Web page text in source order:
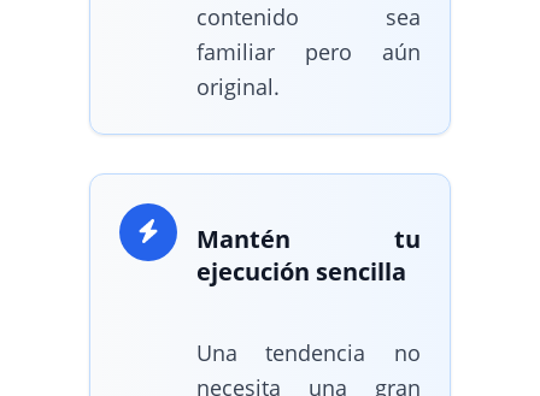
contenido sea
familiar pero aún
original.
Mantén tu
ejecución sencilla
Una tendencia no
necesita una gran